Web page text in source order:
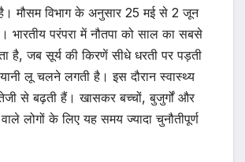
मौसम विभाग के अनुसार 25 मई से 2 जून
भारतीय परंपरा में नौतपा को साल का सबसे
है, जब सूर्य की किरणें सीधे धरती पर पड़ती
लू चलने लगती है। इस दौरान स्वास्थ्य
से बढ़ती हैं। खासकर बच्चों, बुजुर्गों और
लोगों के लिए यह समय ज्यादा चुनौतीपूर्ण